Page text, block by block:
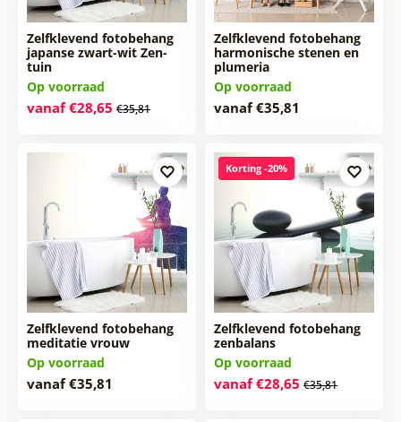
Zelfklevend fotobehang
japanse zwart-wit Zen-
tuin
Op voorraad
vanaf €28,65 €35,81
Zelfklevend fotobehang
harmonische stenen en
plumeria
Op voorraad
vanaf €35,81
Zelfklevend fotobehang
meditatie vrouw
Op voorraad
vanaf €35,81
Korting -20%
Zelfklevend fotobehang
zenbalans
Op voorraad
vanaf €28,65 €35,81